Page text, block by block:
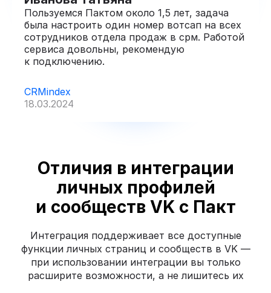
Пользуемся Пактом около 1,5 лет, задача
была настроить один номер вотсап на всех
сотрудников отдела продаж в срм. Работой
сервиса довольны, рекомендую
к подключению.
CRMindex
18.03.2024
Отличия в интеграции
личных профилей
и сообществ VK с Пакт
Интеграция поддерживает все доступные
функции личных страниц и сообществ в VK —
при использовании интеграции вы только
расширите возможности, а не лишитесь их